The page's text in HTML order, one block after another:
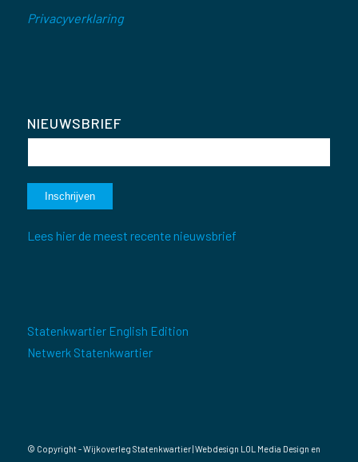
Privacyverklaring
NIEUWSBRIEF
Lees hier de meest recente nieuwsbrief
Statenkwartier English Edition
Netwerk Statenkwartier
© Copyright - Wijkoverleg Statenkwartier | Webdesign LOL Media Design en